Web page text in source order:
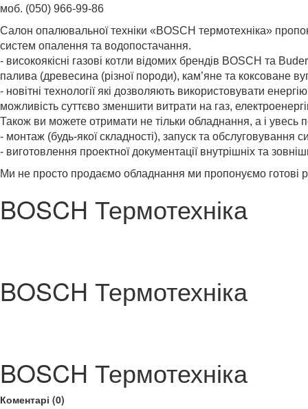
моб. (050) 966-99-86
Салон опалювальної техніки «BOSCH термотехніка»
систем опалення та водопостачання.
- високоякісні газові котли відомих брендів BOSCH та
палива (древесина (різної породи), кам’яне та коксоване
- новітні технології які дозволяють використовувати
можливість суттєво зменшити витрати на газ,
Також ви можете отримати не тільки обладнання, а і увесь
- монтаж (будь-якої складності), запуск та
- виготовлення проектної документації внутрішніх та
Ми не просто продаємо обладнання ми пропонуємо готові
BOSCH Термотехніка
BOSCH Термотехніка
BOSCH Термотехніка
Коментарі (0)